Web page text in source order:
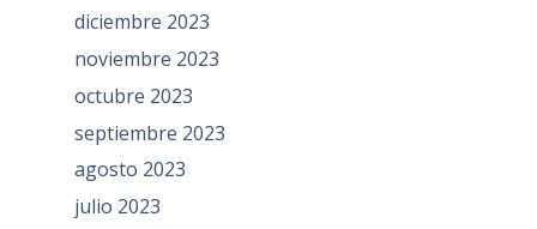
diciembre 2023
noviembre 2023
octubre 2023
septiembre 2023
agosto 2023
julio 2023